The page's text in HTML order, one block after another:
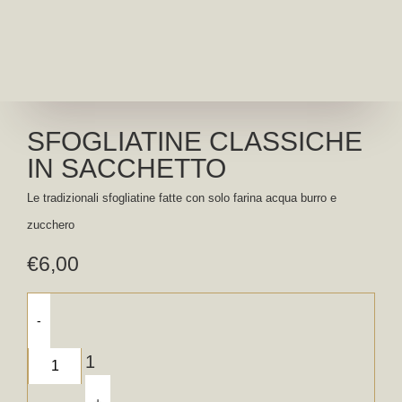
SFOGLIATINE CLASSICHE
IN SACCHETTO
Le tradizionali sfogliatine fatte con solo farina acqua burro e
zucchero
€6,00
-
1